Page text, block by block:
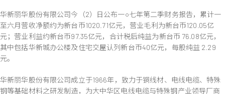
限
公
司
公
年
7
华新丽华股份有限公司今（2）日公布一○七年第二季财务报告，累计一
至六月营收净额约为新台币1020.71亿元，营业毛利为新台币120.05亿
元；营业利益约新台币97.35亿元，合计税后纯益为新台币 76.08亿元，
其中包括华新城办公楼及住宅交屋认列新台币40亿元，每股纯益 2.29
元。
华新丽华股份有限公司成立于1966年，致力于铜线材、电线电缆、特殊
钢等基础材料之研发制造，为大中华区电线电缆与特殊钢产业领导厂商